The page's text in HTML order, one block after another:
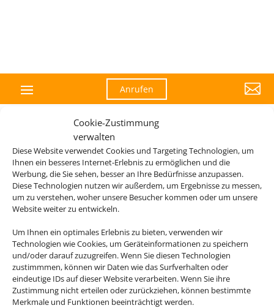
Cookie-Zustimmung
verwalten
Diese Website verwendet Cookies und Targeting Technologien, um
Ihnen ein besseres Internet-Erlebnis zu ermöglichen und die
Werbung, die Sie sehen, besser an Ihre Bedürfnisse anzupassen.
Diese Technologien nutzen wir außerdem, um Ergebnisse zu messen,
um zu verstehen, woher unsere Besucher kommen oder um unsere
Website weiter zu entwickeln.
Um Ihnen ein optimales Erlebnis zu bieten, verwenden wir
Technologien wie Cookies, um Geräteinformationen zu speichern
und/oder darauf zuzugreifen. Wenn Sie diesen Technologien
zustimmmen, können wir Daten wie das Surfverhalten oder
eindeutige IDs auf dieser Website verarbeiten. Wenn Sie ihre
Zustimmung nicht erteilen oder zurückziehen, können bestimmte
Merkmale und Funktionen beeinträchtigt werden.
Anrufen 
Fitness Event 2026